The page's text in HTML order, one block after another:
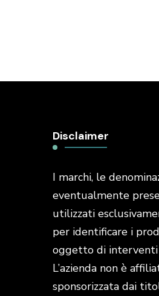
Disclaimer
I marchi, le
eventualmente
utilizzati
per identificare i
oggetto di interventi
L’azienda non è
sponsorizzata dai